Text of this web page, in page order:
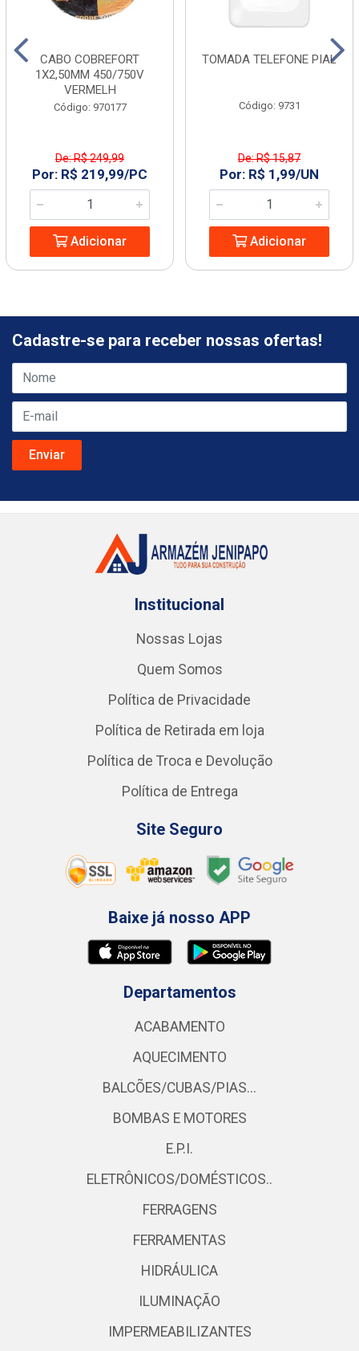
CABO COBREFORT
1X2,50MM 450/750V
VERMELH
Código: 970177
De: R$ 249,99
Por: R$ 219,99/PC
Adicionar
TOMADA TELEFONE PIAL
Código: 9731
De: R$ 15,87
Por: R$ 1,99/UN
Adicionar
Cadastre-se para receber nossas ofertas!
Institucional
Nossas Lojas
Quem Somos
Política de Privacidade
Política de Retirada em loja
Política de Troca e Devolução
Política de Entrega
Site Seguro
Baixe já nosso APP
Departamentos
ACABAMENTO
AQUECIMENTO
BALCÕES/CUBAS/PIAS...
BOMBAS E MOTORES
E.P.I.
ELETRÔNICOS/DOMÉSTICOS..
FERRAGENS
FERRAMENTAS
HIDRÁULICA
ILUMINAÇÃO
IMPERMEABILIZANTES